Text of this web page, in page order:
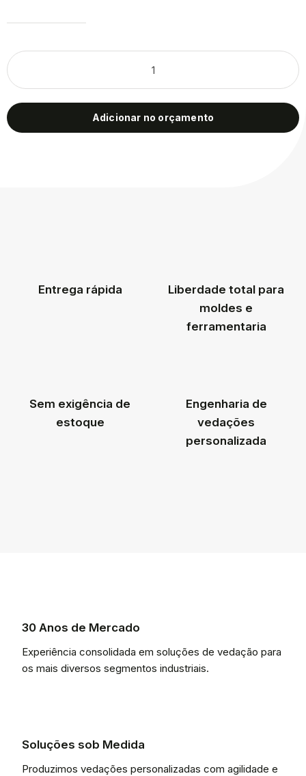
Adicionar no orçamento
Entrega rápida
Liberdade total para
moldes e
ferramentaria
Sem exigência de
estoque
Engenharia de
vedações
personalizada
30 Anos de Mercado
Experiência consolidada em soluções de vedação para
os mais diversos segmentos industriais.
Soluções sob Medida
Produzimos vedações personalizadas com agilidade e